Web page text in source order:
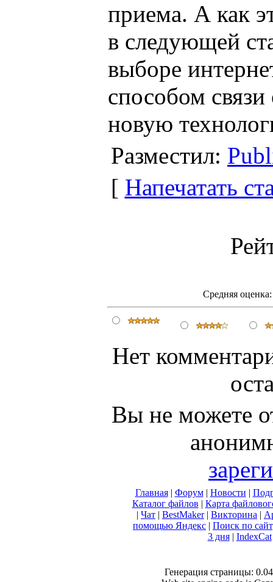
приема. А как
в следующей
выборе
способом
новую
Разместил:
[ Напечатать
Средняя оценка:
Нет
Вы не можете
Главная| Форум| Новости |
Каталог файлов | Карта
| Чат | BestMaker| Викторина |
помощью Яндекс | Поиск по
3 дня| IndexCat
Генерация страницы: